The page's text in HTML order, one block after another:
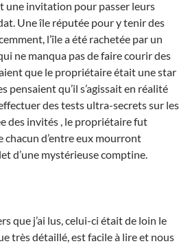
une invitation pour passer leurs
Une île réputée pour y tenir des
l’île a été rachetée par un
ne manqua pas de faire courir des
que le propriétaire était une star
pensaient qu’il s’agissait en réalité
des tests ultra-secrets sur les
des invités , le propriétaire fut
chacun d’entre eux mourront
d’une mystérieuse comptine.
que j’ai lus, celui-ci était de loin le
très détaillé, est facile à lire et nous